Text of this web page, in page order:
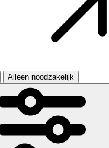
Alleen noodzakelijk